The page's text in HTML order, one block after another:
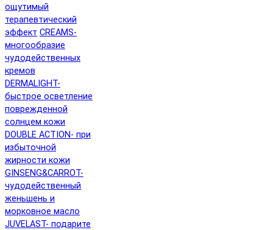
ощутимый
терапевтический
эффект CREAMS-
многообразие
чудодейственных
кремов
DERMALIGHT-
быстрое осветление
поврежденной
солнцем кожи
DOUBLE ACTION- при
избыточной
жирности кожи
GINSENG&CARROT-
чудодейственный
женьшень и
морковное масло
JUVELAST- подарите